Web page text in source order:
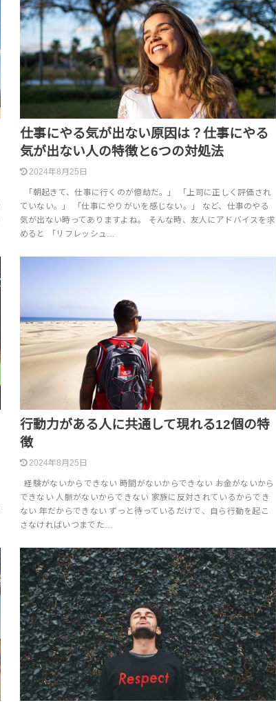
仕事にやる気が出ない原因は？仕事にやる
気が出ない人の特徴と6つの対処法
2024年8月25日
「朝起きて、仕事に行くのが億劫だ。」 「上司に正しく評価され
ていない。」 「仕事にやりがいを感じない。」 など、仕事のやる
気が出ない時ってありますよね。 そんな時、友人にアドバイスを求
めると 「リフレッシュ…
行動力がある人に共通して現れる12個の特
徴
2024年8月25日
経験がないからできない 時間がないからできない お金がないから
できない 人脈がないからできない 家族に反対されているからでき
ない 年だからできない ずっと待っているだけで、自ら行動を起こ
さなければいつまでた…